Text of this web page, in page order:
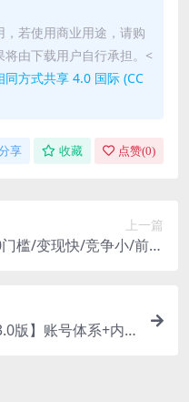
若使用商业用途，请购
由下载用户自行承担。<
同方式共享 4.0 国际 (CC
享 收藏 点赞(0)
上一篇
槛/变现快/竞争小/前景
版】账号体系+内